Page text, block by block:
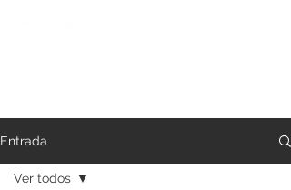
Entrada
Ver todos